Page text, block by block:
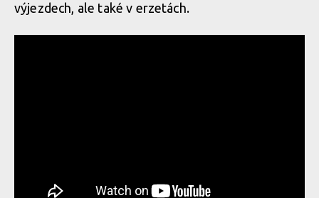
výjezdech, ale také v erzetách.